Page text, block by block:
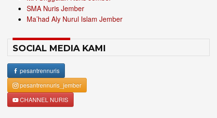
SMA Nuris Jember
Ma’had Aly Nurul Islam Jember
SOCIAL MEDIA KAMI
pesantrennuris
pesantrennuris_jember
CHANNEL NURIS